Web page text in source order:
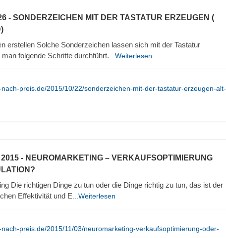
- SONDERZEICHEN MIT DER TASTATUR ERZEUGEN (
erstellen Solche Sonderzeichen lassen sich mit der Tastatur
folgende Schritte durchführt. ...Weiterlesen
preis.de/2015/10/22/sonderzeichen-mit-der-tastatur-erzeugen-alt-
- NEUROMARKETING – VERKAUFSOPTIMIERUNG
Die richtigen Dinge zu tun oder die Dinge richtig zu tun, das ist der
Effektivität und E ...Weiterlesen
preis.de/2015/11/03/neuromarketing-verkaufsoptimierung-oder-